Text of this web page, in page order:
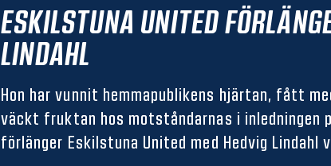
ESKILSTUNA UNITED
LINDAHL
Hon har vunnit hemmapublikens hjärtan, fått
väckt fruktan hos motståndarnas i inledningen
förlänger Eskilstuna United med Hedvig Lindahl